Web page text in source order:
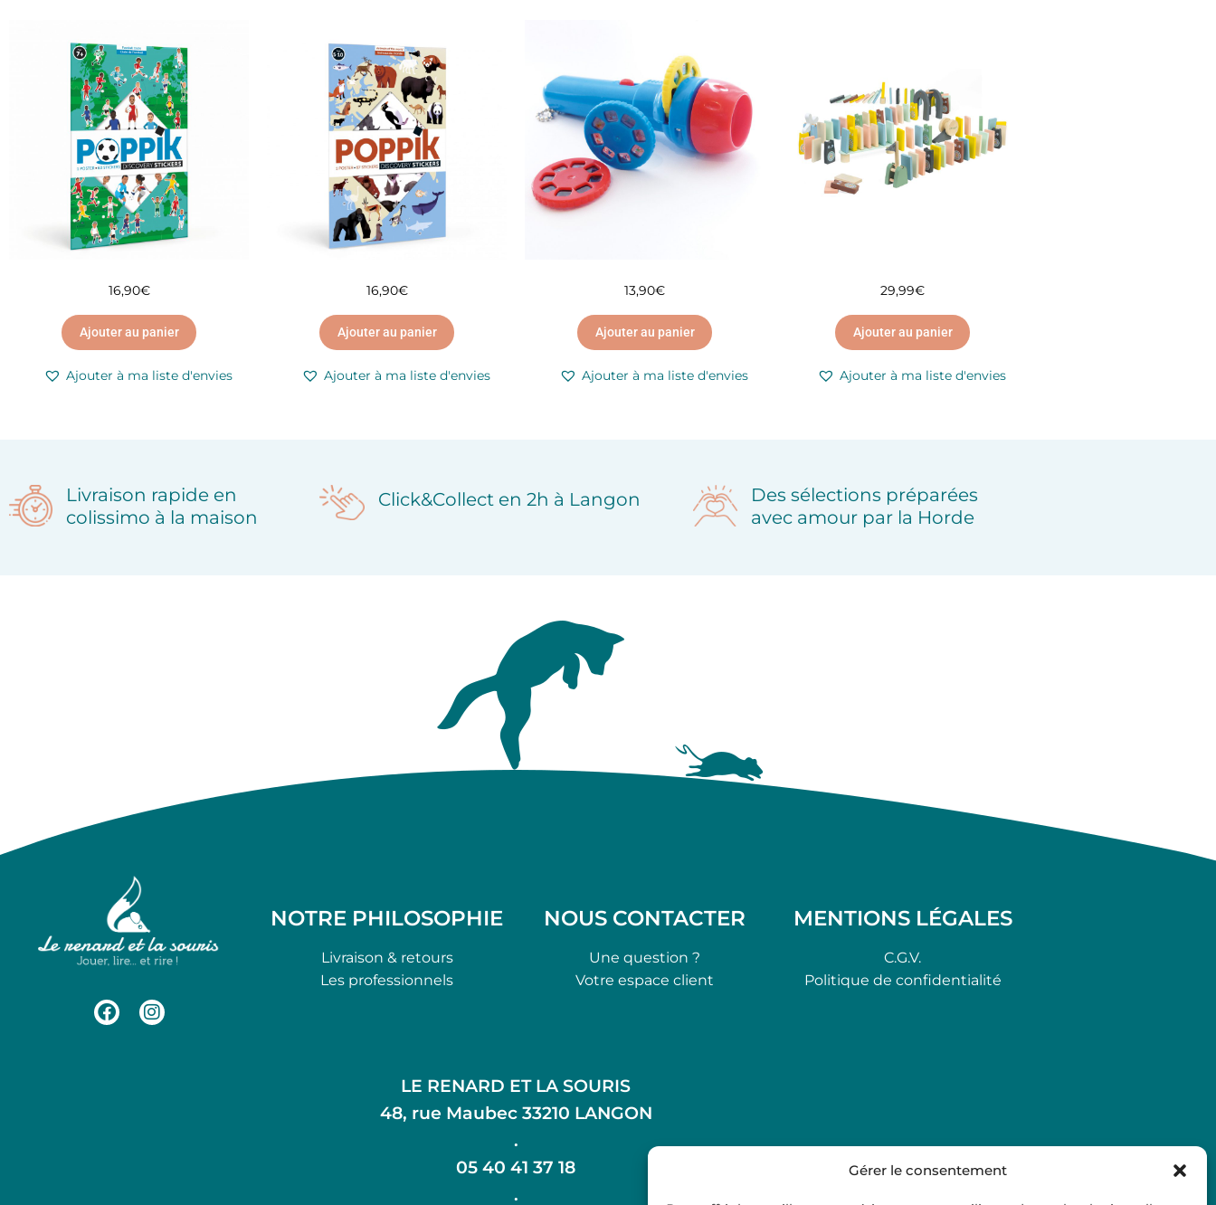
Gérer le consentement
16,90€
Ajouter au panier
Ajouter à ma liste d'envies
16,90€
Ajouter au panier
Ajouter à ma liste d'envies
13,90€
Ajouter au panier
Ajouter à ma liste d'envies
29,99€
Ajouter au panier
Ajouter à ma liste d'envies
Livraison rapide en
colissimo à la maison
Click&Collect en 2h à Langon
Des sélections préparées
avec amour par la Horde
NOTRE PHILOSOPHIE
Livraison & retours
Les professionnels
NOUS CONTACTER
Une question ?
Votre espace client
MENTIONS LÉGALES
C.G.V.
Politique de confidentialité
LE RENARD ET LA SOURIS
48, rue Maubec 33210 LANGON
.
05 40 41 37 18
.